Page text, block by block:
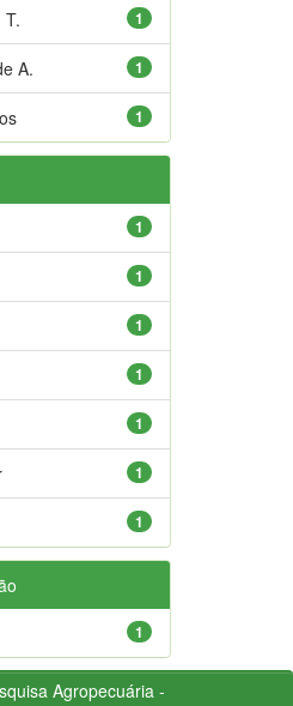
1
T.
1
A.
1
1
1
1
1
1
1
1
1
Agropecuária -